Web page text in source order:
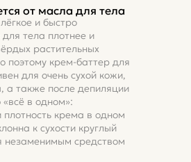
от масла для тела
и быстро
тела плотнее и
растительных
поэтому крем-баттер для
для очень сухой кожи,
а также после депиляции
«всё в одном»:
крема в одном
к сухости круглый
незаменимым средством